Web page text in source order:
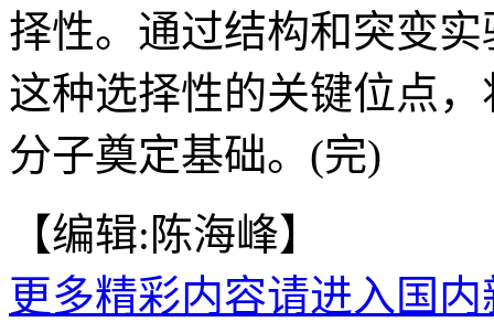
择性。通过结构和突变
这种选择性的关键位点
分子奠定基础。(完)
【编辑:陈海峰】
更多精彩内容请进入国内